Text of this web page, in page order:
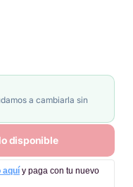
a cambiarla sin
disponible
aquí y paga con tu nuevo